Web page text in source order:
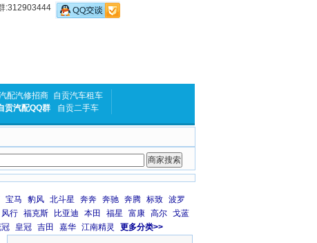
:312903444
配汽修招商 自贡汽车租车
贡汽配QQ群 自贡二手车
宝马 豹风 北斗星 奔奔 奔驰 奔腾 标致 波罗
风行 福克斯 比亚迪 本田 福星 富康 高尔 戈蓝
皇冠 吉田 嘉华 江南精灵 更多分类>>